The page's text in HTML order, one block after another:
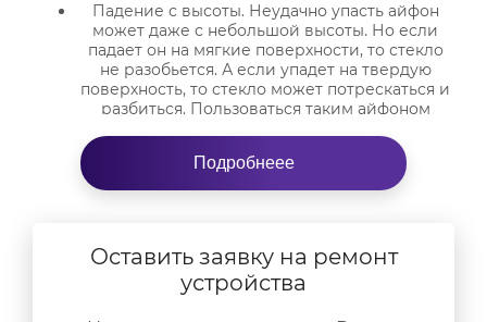
Падение с высоты. Неудачно упасть айфон
может даже с небольшой высоты. Но если
падает он на мягкие поверхности, то стекло
не разобьется. А если упадет на твердую
поверхность, то стекло может потрескаться и
разбиться. Пользоваться таким айфоном
корпус может попасть влага или пыль.
Механические повреждения. Не стоит давить
на дисплей, сжимать устройство или садиться
появятся битые пиксели и трещины. Но если
стекло все же треснуло, то нужна срочная
замена стекла на айфоне 12 мини.
Подробнеее
Оставить заявку на ремонт
устройства